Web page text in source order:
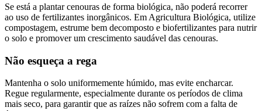
Se está a plantar cenouras de forma biológica, não poderá recorrer
ao uso de fertilizantes inorgânicos. Em Agricultura Biológica, utilize
compostagem, estrume bem decomposto e biofertilizantes para nutrir
o solo e promover um crescimento saudável das cenouras.
Não esqueça a rega
Mantenha o solo uniformemente húmido, mas evite encharcar.
Regue regularmente, especialmente durante os períodos de clima
mais seco, para garantir que as raízes não sofrem com a falta de